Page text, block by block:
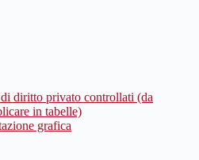
diritto privato controllati (da
in tabelle)
grafica